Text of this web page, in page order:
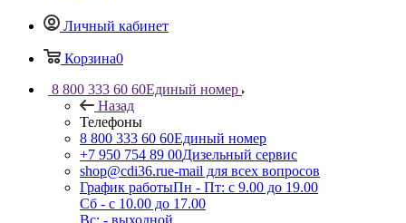
Личный кабинет
Корзина0
8 800 333 60 60Единый номер
Назад
Телефоны
8 800 333 60 60Единый номер
+7 950 754 89 00Дизельный сервис
shop@cdi36.rue-mail для всех вопросов
График работыПн - Пт: с 9.00 до 19.00
Сб - с 10.00 до 17.00
Вс: - выходной